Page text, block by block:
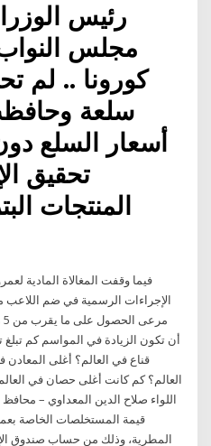
رئيس
مجلس
كورونا .. لم
سلعة
أسعار السلع
تحقيق
فيما وقفت المغالاة المادية
الإجراءات الرسمية في ضم
أن تكون الزيادة في المواسم كم تبلغ
قناع في العالم؟ أغلى
العالم؟ كم كانت أغلى حصان في
المطرية، وذلك من حساب صندوق